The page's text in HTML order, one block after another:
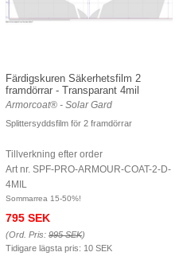
Färdigskuren Säkerhetsfilm 2
framdörrar - Transparant 4mil
Armorcoat® - Solar Gard
Splittersyddsfilm för 2 framdörrar
Tillverkning efter order
Art nr. SPF-PRO-ARMOUR-COAT-2-D-
4MIL
Sommarrea 15-50%!
795 SEK
(Ord. Pris: 995 SEK)
Tidigare lägsta pris: 10 SEK